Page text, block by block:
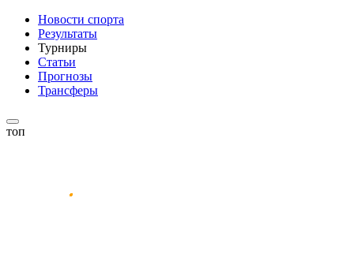
Новости спорта
Результаты
Турниры
Статьи
Прогнозы
Трансферы
топ